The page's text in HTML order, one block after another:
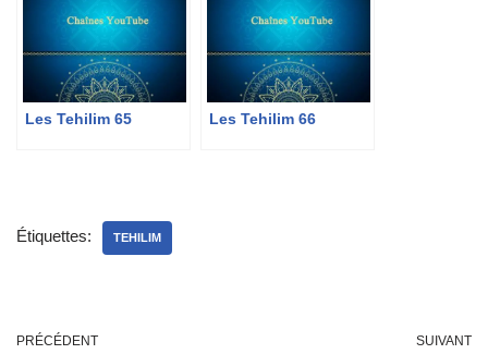
Les Tehilim 65 Les Tehilim 66
Étiquettes: TEHILIM
PRÉCÉDENT SUIVANT